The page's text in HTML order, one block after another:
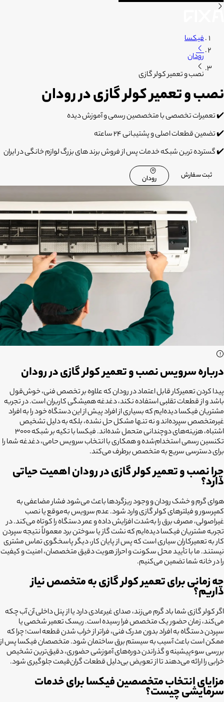
فیکسا
رودان
نصب و تعمیر کولر گازی
نصب و تعمیر کولر گازی در رودان
✔️ تعمیرات تخصصی با متخصصین رسمی و آموزش دیده
✔️ تضمین قطعات اصلی و پشتیبانی 24 ساعته
✔️ گسترده ترین شبکه خدمات پس از فروش برند های بزرگ لوازم خانگی در ایران
ثبت سفارش رودان
درباره سرویس نصب و تعمیر کولر گازی در رودان
پیدا کردن تعمیرکار قابل اعتماد در رودان که علاوه بر تخصص فنی، خوش‌قول
باشد و از قطعات تقلبی استفاده نکند، دغدغه همیشگی کاربران است. در تجربه
مشتریان فیکسا دیده‌ایم که بسیاری از افراد پیش از این دستگاه خود را به افراد
غیرمتخصص سپرده‌اند و نه تنها مشکل حل نشده، بلکه به دلیل تشخیص
اشتباه، هزینه‌های دوچندانی متحمل شده‌اند. فیکسا با تکیه بر شبکه ۳۰۰۰
تکنسین رسمی استخدام‌شده و همکاری با انتخاب سرویس حامی، دغدغه شما را
برای دسترسی سریع به متخصص برطرف می‌کند.
چرا نصب و تعمیر کولر گازی در رودان اهمیت حیاتی
دارد؟
هوای گرم و خشک رودان و وجود ریزگردها باعث می‌شود فشار مضاعفی به
کمپرسور و فیلترهای کولر گازی وارد شود. عدم سرویس به‌موقع یا نصب
غیراصولی، مصرف برق را به‌شدت افزایش داده و عمر دستگاه را کوتاه می‌کند. در
تجربه مشتریان فیکسا دیده‌ایم که نشت گاز یا سوختن برد معمولاً نتیجه سپردن
کار به تعمیرکاران سیاری است که پس از پایان کار، دیگر پاسخگوی تماس مشتری
نیستند. ما با تأیید محل سکونت و احراز هویت دقیق متخصصان، امنیت و کیفیت
را در خانه شما تضمین می‌کنیم.
چه زمانی برای تعمیر کولر گازی به متخصص نیاز
داریم؟
اگر کولر گازی شما باد گرم می‌زند، صدای غیرعادی دارد یا از پنل داخلی آن آب چکه
می‌کند، زمان حضور یک متخصص فرا رسیده است. ریسک تعمیر شخصی یا
سپردن دستگاه به افراد بدون مدرک فنی، فراتر از خراب شدن قطعه است؛ چرا که
ممکن است باعث آسیب به سیستم برق ساختمان شود. متخصصان فیکسا پس از
بررسی سوءپیشینه و گذراندن دوره‌های آموزشی حضوری، دقیق‌ترین تشخیص
خرابی را ارائه می‌دهند تا از تعویض بی‌دلیل قطعات گران‌قیمت جلوگیری شود.
مزایای انتخاب متخصصین فیکسا برای خدمات
سرمایشی چیست؟